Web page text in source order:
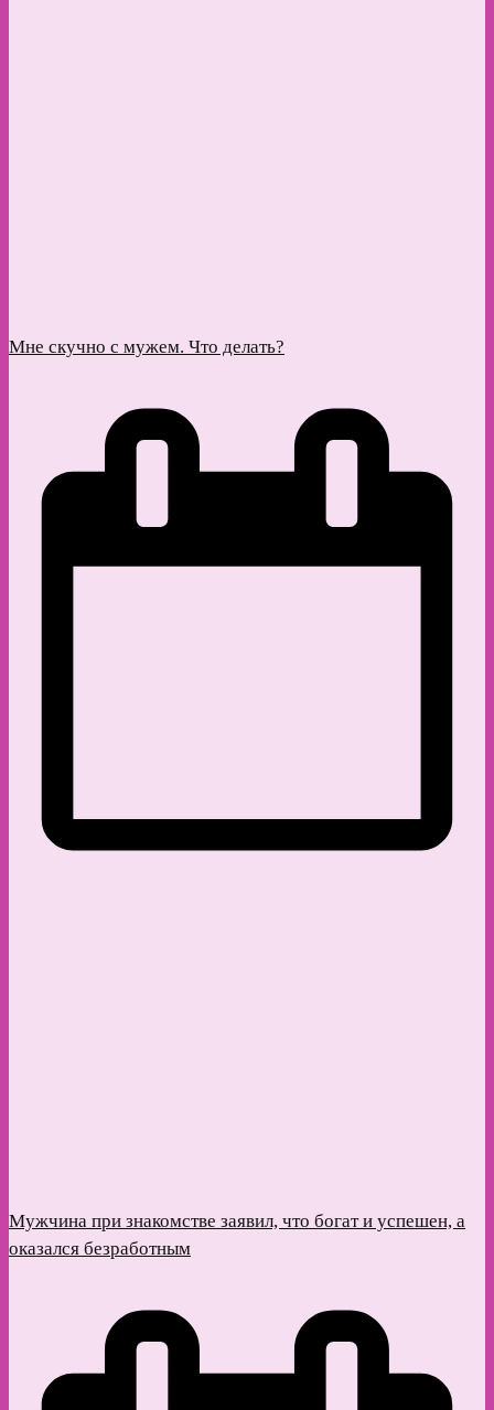
Мне скучно с мужем. Что делать?
Мужчина при знакомстве заявил, что богат и успешен, а
оказался безработным